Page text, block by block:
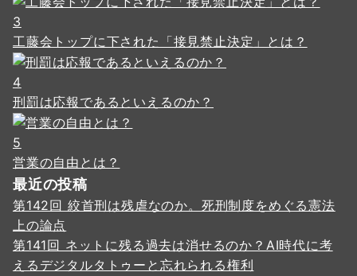
3
工藤会トップに下された「接見禁止決定」とは？
4
刑罰は応報であるといえるのか？
5
営業の自由とは？
最近の投稿
第142回 絞首刑は残虐なのか。死刑制度をめぐる憲法
上の論点
第141回 ネットに残る過去は消せるのか？AI時代に考
えるデジタルタトゥーと忘れられる権利